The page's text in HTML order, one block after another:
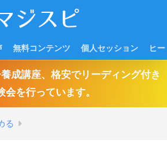
無料コンテンツ 個人セッション ヒ
成講座、格安でリーディング付き
会を行っています。
る